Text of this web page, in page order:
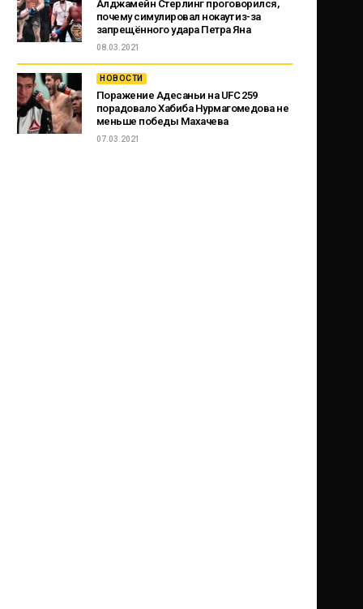
Алджамейн Стерлинг проговорился,
почему симулировал нокаут из-за
запрещённого удара Петра Яна
08.03.2021
НОВОСТИ
Поражение Адесаньи на UFC 259
порадовало Хабиба Нурмагомедова не
меньше победы Махачева
07.03.2021